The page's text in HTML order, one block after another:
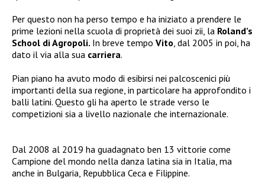
Per questo non ha perso tempo e ha iniziato a prendere le
prime lezioni nella scuola di proprietà dei suoi zii, la Roland’s
School di Agropoli. In breve tempo Vito, dal 2005 in poi, ha
dato il via alla sua carriera.
Pian piano ha avuto modo di esibirsi nei palcoscenici più
importanti della sua regione, in particolare ha approfondito i
balli latini. Questo gli ha aperto le strade verso le
competizioni sia a livello nazionale che internazionale.
Dal 2008 al 2019 ha guadagnato ben 13 vittorie come
Campione del mondo nella danza latina sia in Italia, ma
anche in Bulgaria, Repubblica Ceca e Filippine.